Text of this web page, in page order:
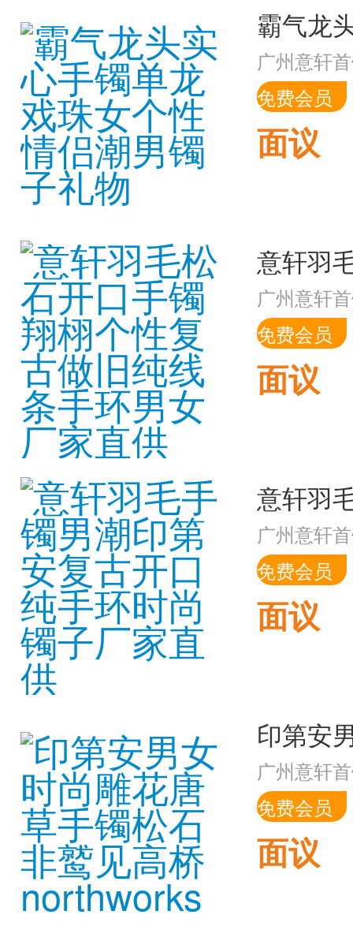
广州意轩
免费会员
面议
广州意轩
免费会员
面议
广州意轩
免费会员
面议
广州意轩
免费会员
面议